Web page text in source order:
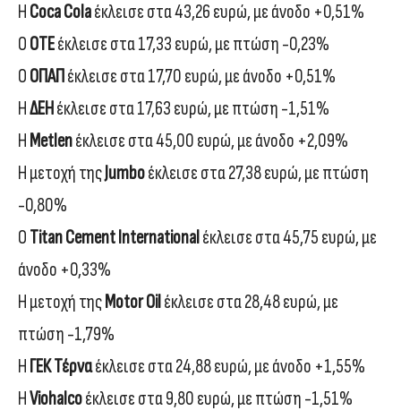
Η Coca Colaέκλεισε στα 43,26 ευρώ, με άνοδο +0,51%
Ο ΟΤΕέκλεισε στα 17,33 ευρώ, με πτώση -0,23%
Ο ΟΠΑΠέκλεισε στα 17,70 ευρώ, με άνοδο +0,51%
ΗΔΕΗέκλεισε στα 17,63 ευρώ, με πτώση -1,51%
Η Μetlenέκλεισε στα 45,00 ευρώ, με άνοδο +2,09%
Η μετοχή τηςJumboέκλεισε στα 27,38 ευρώ, με πτώση
-0,80%
Ο Titan Cement Internationalέκλεισε στα 45,75 ευρώ, με
άνοδο +0,33%
Η μετοχή τηςMotor Oilέκλεισε στα 28,48 ευρώ, με
πτώση -1,79%
Η ΓΕΚ Τέρναέκλεισε στα 24,88 ευρώ, με άνοδο +1,55%
ΗViohalcoέκλεισε στα 9,80 ευρώ, με πτώση -1,51%